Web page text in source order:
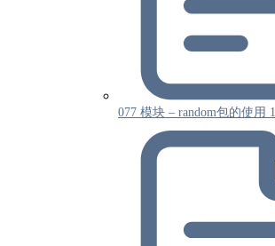
077 模块 – random包的使用 1